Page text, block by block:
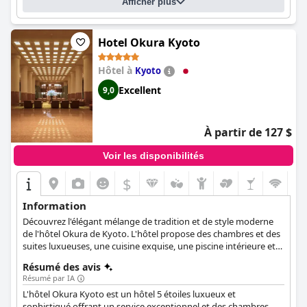
Hotel Okura Kyoto
Hôtel à Kyoto
9,0 Excellent
À partir de 127 $
Voir les disponibilités
$
Information
Découvrez l'élégant mélange de tradition et de style moderne
de l'hôtel Okura de Kyoto. L'hôtel propose des chambres et des
suites luxueuses, une cuisine exquise, une piscine intérieure et
mémorable et agréable.
Résumé des avis
Résumé par IA
L'hôtel Okura Kyoto est un hôtel 5 étoiles luxueux et